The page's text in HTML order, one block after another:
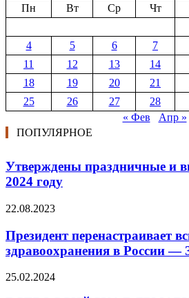
Пн
Вт Ср Чт
4
5 6 7
11
12 13 14
18
19 20 21
25
26 27 28
« Фев
Апр »
ПОПУЛЯРНОЕ
Утверждены праздничные и
2024 году
22.08.2023
Президент перенастраивает
здравоохранения в России —
25.02.2024